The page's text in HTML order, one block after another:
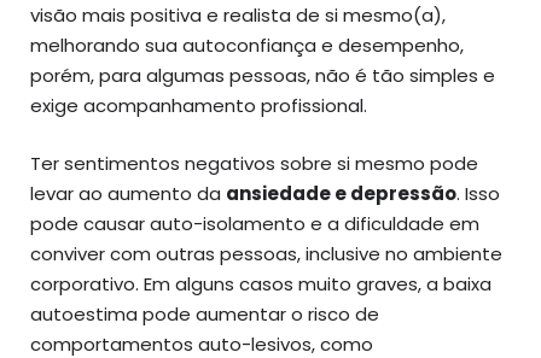
visão mais positiva e realista de si mesmo(a),
melhorando sua autoconfiança e desempenho,
porém, para algumas pessoas, não é tão simples e
exige acompanhamento profissional.
Ter sentimentos negativos sobre si mesmo pode
levar ao aumento da ansiedade e depressão. Isso
pode causar auto-isolamento e a dificuldade em
conviver com outras pessoas, inclusive no ambiente
corporativo. Em alguns casos muito graves, a baixa
autoestima pode aumentar o risco de
comportamentos auto-lesivos, como